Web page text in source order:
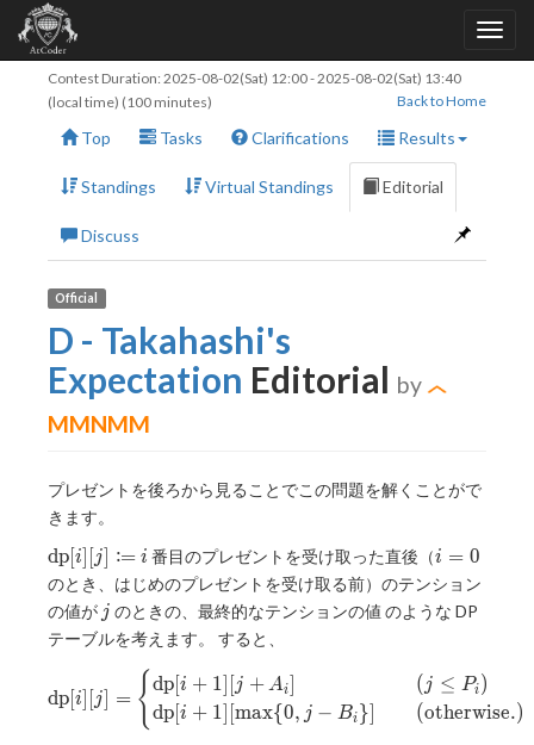
Contest Duration: 2025-08-02(Sat) 12:00-2025-08-02(Sat) 13:40
(local time) (100 minutes)
Back to Home
Top Tasks Clarifications Results
Standings Virtual Standings Editorial
Discuss
Official
D - Takahashi's
Expectation Editorial by
MMNMM
プレゼントを後ろから見ることでこの問題を解くことがで
きます。
\operatorname{dp}\lbrack
i\rbrack\lbrack
j\rbrack\coloneqq i
dp i j := i 番目のプレゼントを受け取った直後（i=0
i = 0
のとき、はじめのプレゼントを受け取る前）のテンション
の値が jj のときの、最終的なテンションの値 のような DP
テーブルを考えます。 すると、
\operatorname{dp}\lbrack
dp[i] [j] = {dp [i + 1 j + Ai
dp [i + 1 max{0, j − Bi }
(j ≤ Pi )
(otherwise.)